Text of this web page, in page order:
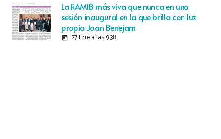
La RAMIB más viva que nunca en una
sesión inaugural en la que brilla con luz
propia Joan Benejam
today 27 Ene a las 9:38